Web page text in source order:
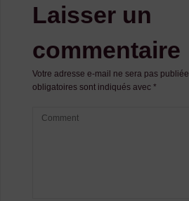
Laisser un
commentaire
Votre adresse e-mail ne sera pas publiée.
obligatoires sont indiqués avec *